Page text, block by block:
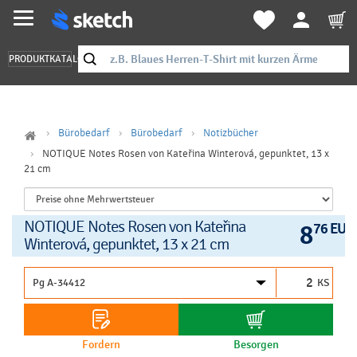
PRODUKTKATALOG
Bürobedarf Bürobedarf
Notizbücher
NOTIQUE Notes Rosen von Kateřina Winterová, gepunktet, 13 x
21 cm
NOTIQUE Notes Rosen von Kateřina
Winterová, gepunktet, 13 x 21 cm
876 EUR
KS
Fordern Besorgen